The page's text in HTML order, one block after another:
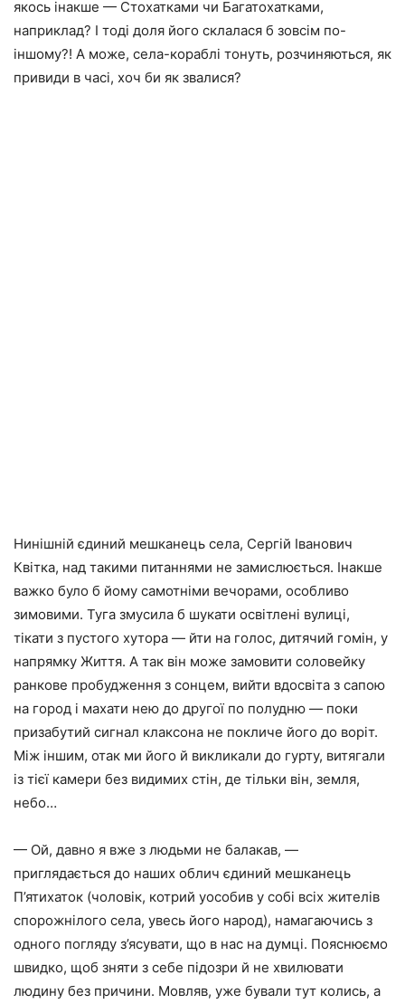
якось інакше — Стохатками чи Багатохатками,
наприклад? І тоді доля його склалася б зовсім по-
іншому?! А може, села-кораблі тонуть, розчиняються, як
привиди в часі, хоч би як звалися?
Нинішній єдиний мешканець села, Сергій Іванович
Квітка, над такими питаннями не замислюється. Інакше
важко було б йому самотніми вечорами, особливо
зимовими. Туга змусила б шукати освітлені вулиці,
тікати з пустого хутора — йти на голос, дитячий гомін, у
напрямку Життя. А так він може замовити соловейку
ранкове пробудження з сонцем, вийти вдосвіта з сапою
на город і махати нею до другої по полудню — поки
призабутий сигнал клаксона не покличе його до воріт.
Між іншим, отак ми його й викликали до гурту, витягали
із тієї камери без видимих стін, де тільки він, земля,
небо…
— Ой, давно я вже з людьми не балакав, —
приглядається до наших облич єдиний мешканець
П’ятихаток (чоловік, котрий уособив у собі всіх жителів
спорожнілого села, увесь його народ), намагаючись з
одного погляду з’ясувати, що в нас на думці. Пояснюємо
швидко, щоб зняти з себе підозри й не хвилювати
людину без причини. Мовляв, уже бували тут колись, а